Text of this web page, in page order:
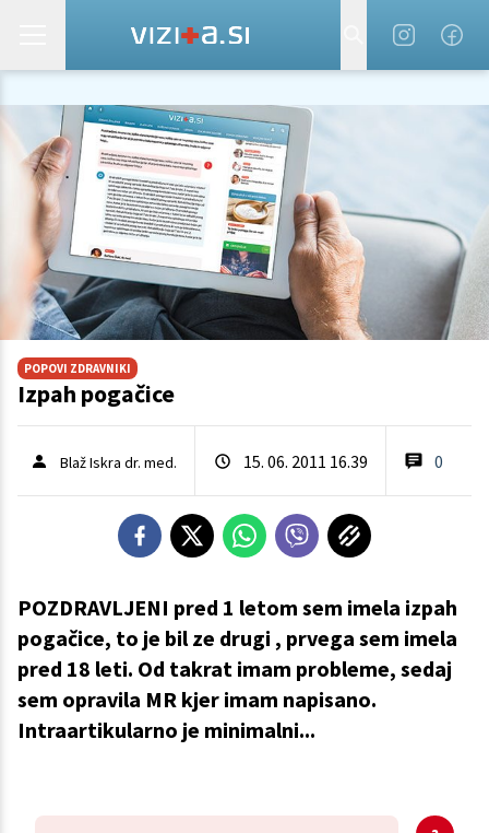
POPOVI ZDRAVNIKI
Izpah pogačice
Blaž Iskra dr. med. 15. 06. 2011 16.39 0
POZDRAVLJENI pred 1 letom sem imela izpah
pogačice, to je bil ze drugi , prvega sem imela
pred 18 leti. Od takrat imam probleme, sedaj
sem opravila MR kjer imam napisano.
Intraartikularno je minimalni...